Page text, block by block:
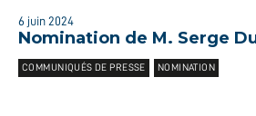
6 juin 2024
Nomination de M. Serge
COMMUNIQUÉS DE PRESSE NOMINATION